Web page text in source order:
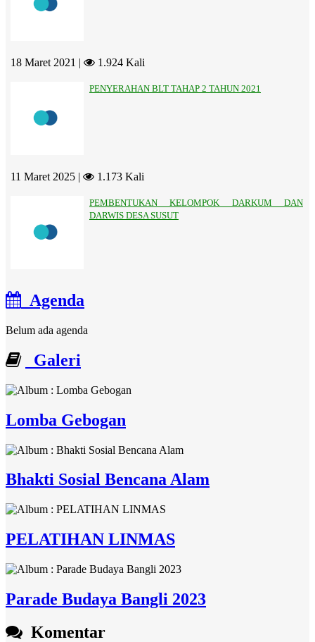
18 Maret 2021 | 1.924 Kali
PENYERAHAN BLT TAHAP 2 TAHUN 2021
11 Maret 2025 | 1.173 Kali
PEMBENTUKAN KELOMPOK DARKUM DAN
DARWIS DESA SUSUT
Agenda
Belum ada agenda
Galeri
Lomba Gebogan
Bhakti Sosial Bencana Alam
PELATIHAN LINMAS
Parade Budaya Bangli 2023
Komentar